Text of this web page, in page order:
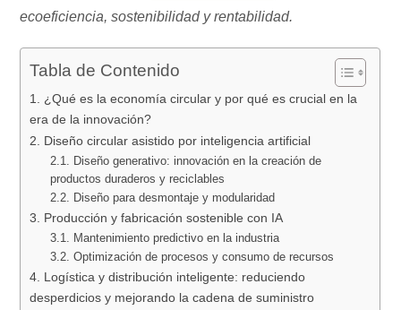
ecoeficiencia, sostenibilidad y rentabilidad.
Tabla de Contenido
1. ¿Qué es la economía circular y por qué es crucial en la
era de la innovación?
2. Diseño circular asistido por inteligencia artificial
2.1. Diseño generativo: innovación en la creación de
productos duraderos y reciclables
2.2. Diseño para desmontaje y modularidad
3. Producción y fabricación sostenible con IA
3.1. Mantenimiento predictivo en la industria
3.2. Optimización de procesos y consumo de recursos
4. Logística y distribución inteligente: reduciendo
desperdicios y mejorando la cadena de suministro